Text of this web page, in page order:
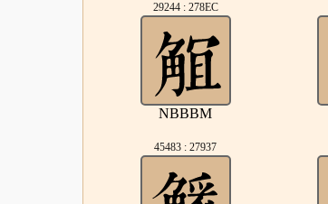
29244 : 278EC
NBBBM
45483 : 27937